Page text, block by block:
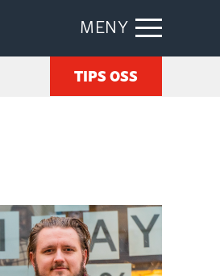
MENY
TIPS OSS